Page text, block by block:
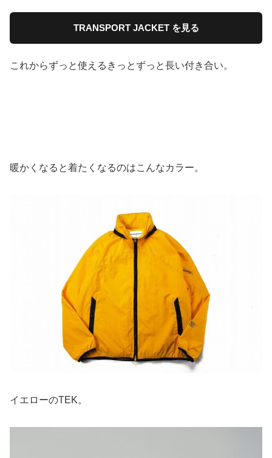
TRANSPORT JACKET を見る
これからずっと使えるきっとずっと長い付き合い。
暖かくなると着たくなるのはこんなカラー。
イエローのTEK。